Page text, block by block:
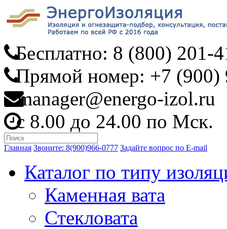
Бесплатно: 8 (800) 201-
Прямой номер: +7 (900)
manager@energo-izol.ru
с 8.00 до 24.00 по Мск.
Главная Звоните: 8(900)966-0777 Задайте вопрос по E-mail
Каталог по типу
Каменная вата
Стекловата